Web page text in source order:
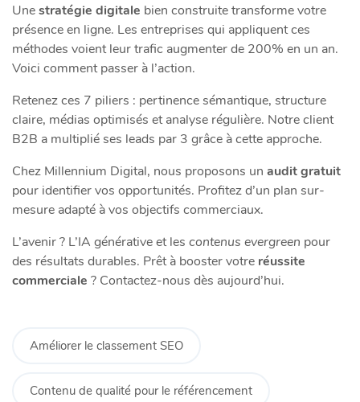
Unestratégie digitale bien construite transforme votre
présence en ligne. Les entreprises qui appliquent ces
méthodes voient leur trafic augmenter de 200% en un an.
Voici comment passer à l’action.
Retenez ces 7 piliers : pertinence sémantique, structure
claire, médias optimisés et analyse régulière. Notre client
B2B a multiplié ses leads par 3 grâce à cette approche.
Chez Millennium Digital, nous proposons un audit gratuit
pour identifier vos opportunités. Profitez d’un plan sur-
mesure adapté à vos objectifs commerciaux.
L’avenir ? L’IA générative et les contenus evergreen pour
des résultats durables. Prêt à booster votre réussite
commerciale ? Contactez-nous dès aujourd’hui.
Améliorer le classement SEO
Contenu de qualité pour le référencement